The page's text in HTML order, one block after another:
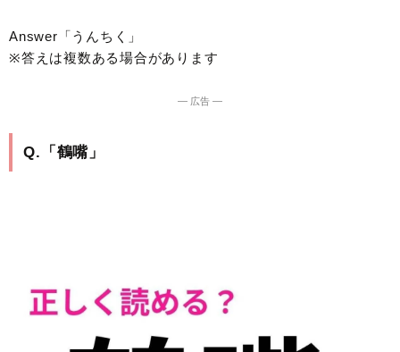
Answer「うんちく」
※答えは複数ある場合があります
― 広告 ―
Q.「鶴嘴」